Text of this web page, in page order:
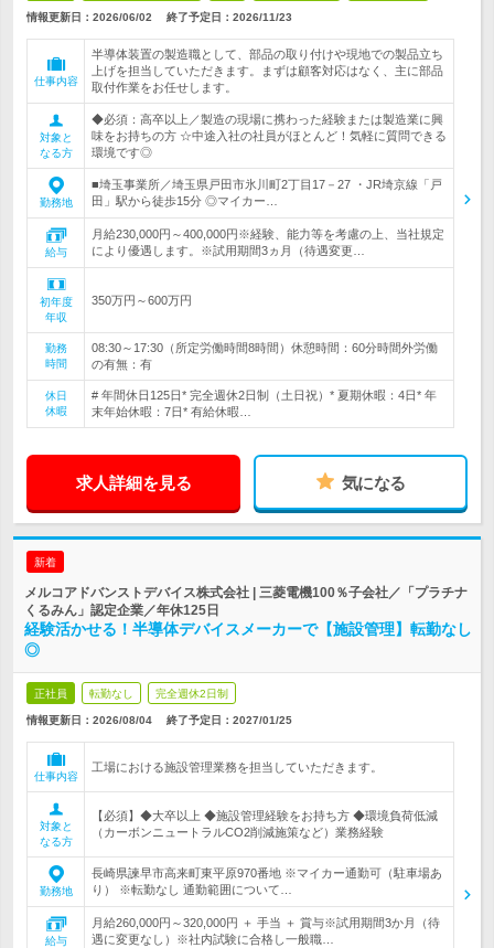
情報更新日：2026/06/02 終了予定日： 2026/11/23
仕事内容
半導体装置の製造職として、部品の取り付けや現地での製品立ち
上げを担当していただきます。まずは顧客対応はなく、主に部品
取付作業をお任せします。
対象と
なる方
◆必須：高卒以上／製造の現場に携わった経験または製造業に興
味をお持ちの方 ☆中途入社の社員がほとんど！気軽に質問できる
環境です◎
勤務地
■埼玉事業所／埼玉県戸田市氷川町2丁目17－27 ・JR埼京線「戸
田」駅から徒歩15分 ◎マイカー…
給与
月給230,000円～400,000円※経験、能力等を考慮の上、当社規定
により優遇します。※試用期間3ヵ月（待遇変更…
初年度
年収
350万円～600万円
勤務
時間
08:30～17:30（所定労働時間8時間）休憩時間：60分時間外労働
の有無：有
休日
休暇
# 年間休日125日* 完全週休2日制（土日祝）* 夏期休暇：4日* 年
末年始休暇：7日* 有給休暇…
求人詳細を見る 気になる
新着
メルコアドバンストデバイス株式会社 | 三菱電機100％子会社／「プラチナ
くるみん」認定企業／年休125日
経験活かせる！半導体デバイスメーカーで【施設管理】転勤なし
◎
正社員 転勤なし 完全週休2日制
情報更新日：2026/08/04 終了予定日： 2027/01/25
仕事内容
工場における施設管理業務を担当していただきます。
対象と
なる方
【必須】◆大卒以上 ◆施設管理経験をお持ち方 ◆環境負荷低減
（カーボンニュートラルCO2削減施策など）業務経験
勤務地
長崎県諫早市高来町東平原970番地 ※マイカー通勤可（駐車場あ
り） ※転勤なし 通勤範囲について…
給与
月給260,000円～320,000円 ＋ 手当 ＋ 賞与※試用期間3か月（待
遇に変更なし）※社内試験に合格し一般職…